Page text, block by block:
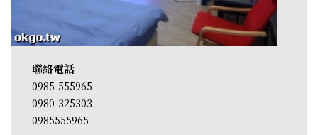
聯絡電話
0985-555965
0980-325303
0985555965